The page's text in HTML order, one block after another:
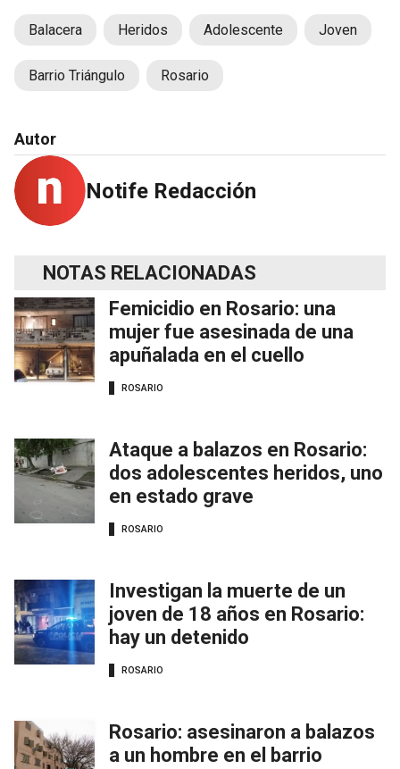
Balacera Heridos Adolescente Joven
Barrio Triángulo Rosario
Autor
Notife Redacción
NOTAS RELACIONADAS
Femicidio en Rosario: una
mujer fue asesinada de una
apuñalada en el cuello
ROSARIO
Ataque a balazos en Rosario:
dos adolescentes heridos, uno
en estado grave
ROSARIO
Investigan la muerte de un
joven de 18 años en Rosario:
hay un detenido
ROSARIO
Rosario: asesinaron a balazos
a un hombre en el barrio